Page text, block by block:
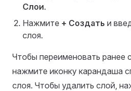
Слои.
Нажмите + Создать и
слоя.
Чтобы переименовать ранее
нажмите иконку карандаша
слоя. Чтобы удалить слой,